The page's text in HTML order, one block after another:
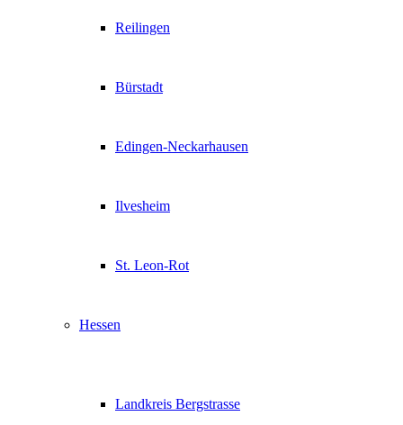
Reilingen
Bürstadt
Edingen-Neckarhausen
Ilvesheim
St. Leon-Rot
Hessen
Landkreis Bergstrasse